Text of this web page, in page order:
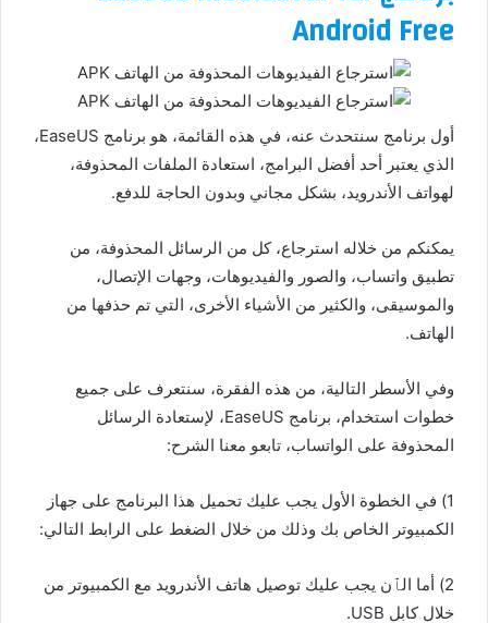
Android Free
أول برنامج سنتحدث عنه، في هذه القائمة، هو برنامج EaseUS،
الذي يعتبر أحد أفضل البرامج، استعادة الملفات المحذوفة،
لهواتف الأندرويد، بشكل مجاني وبدون الحاجة للدفع.
يمكنكم من خلاله استرجاع، كل من الرسائل المحذوفة، من
تطبيق واتساب، والصور والفيديوهات، وجهات الإتصال،
والموسيقى، والكثير من الأشياء الأخرى، التي تم حذفها من
الهاتف.
وفي الأسطر التالية، من هذه الفقرة، سنتعرف على جميع
خطوات استخدام، برنامج EaseUS، لإستعادة الرسائل
المحذوفة على الواتساب، تابعو معنا الشرح:
1) في الخطوة الأول يجب عليك تحميل هذا البرنامج على جهاز
الكمبيوتر الخاص بك وذلك من خلال الضغط على الرابط التالي:
2) أما الٱن يجب عليك توصيل هاتف الأندرويد مع الكمبيوتر من
خلال كابل USB.